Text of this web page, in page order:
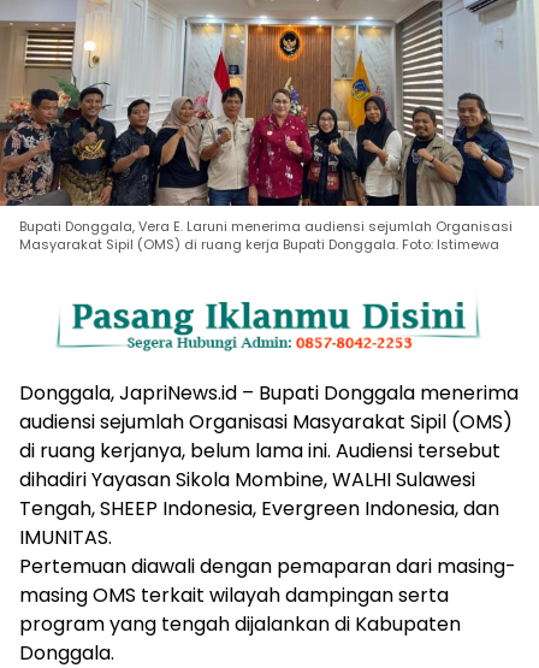
Bupati Donggala, Vera E. Laruni menerima audiensi sejumlah Organisasi
Masyarakat Sipil (OMS) di ruang kerja Bupati Donggala. Foto: Istimewa
Donggala, JapriNews.id – Bupati Donggala menerima
audiensi sejumlah Organisasi Masyarakat Sipil (OMS)
di ruang kerjanya, belum lama ini. Audiensi tersebut
dihadiri Yayasan Sikola Mombine, WALHI Sulawesi
Tengah, SHEEP Indonesia, Evergreen Indonesia, dan
IMUNITAS.
Pertemuan diawali dengan pemaparan dari masing-
masing OMS terkait wilayah dampingan serta
program yang tengah dijalankan di Kabupaten
Donggala.